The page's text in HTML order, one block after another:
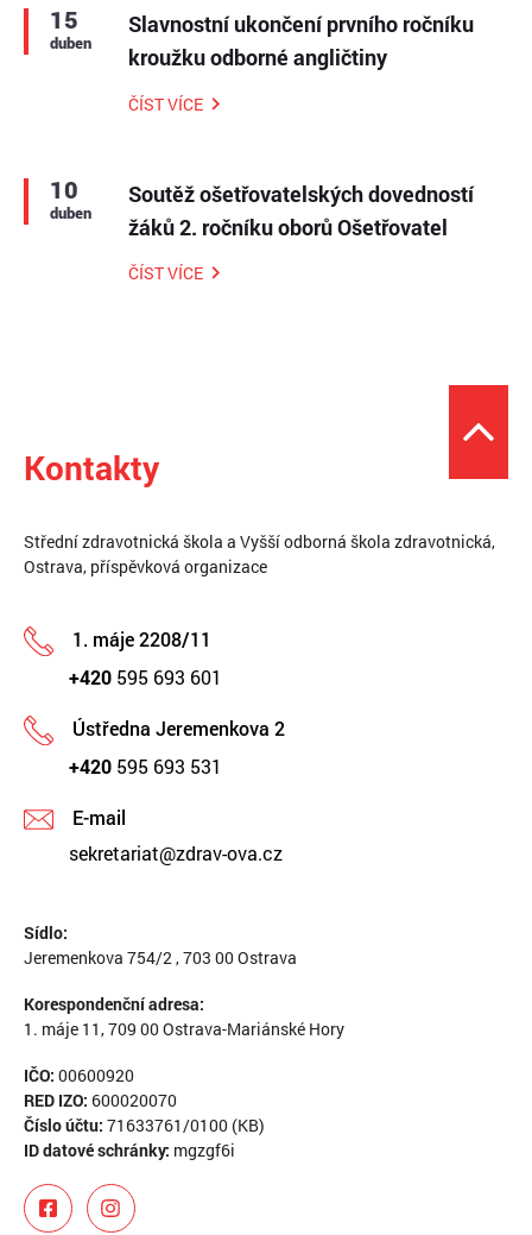
15
duben
Slavnostní ukončení prvního ročníku
kroužku odborné angličtiny
ČÍST VÍCE
10
duben
Soutěž ošetřovatelských dovedností
žáků 2. ročníku oborů Ošetřovatel
ČÍST VÍCE
Kontakty
Střední zdravotnická škola a Vyšší odborná škola zdravotnická,
Ostrava, příspěvková organizace
1. máje 2208/11
+420 595 693 601
Ústředna Jeremenkova 2
+420 595 693 531
E-mail
sekretariat@zdrav-ova.cz
Sídlo:
Jeremenkova 754/2 , 703 00 Ostrava
Korespondenční adresa:
1. máje 11, 709 00 Ostrava-Mariánské Hory
IČO: 00600920
RED IZO: 600020070
Číslo účtu: 71633761/0100 (KB)
ID datové schránky: mgzgf6i